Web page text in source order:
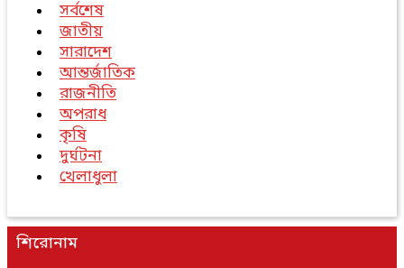
সর্বশেষ
জাতীয়
সারাদেশ
আন্তর্জাতিক
রাজনীতি
অপরাধ
কৃষি
দুর্ঘটনা
খেলাধুলা
শিরোনাম